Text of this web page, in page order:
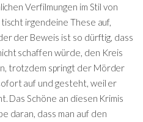
Verfilmungen im Stil von
irgendeine These auf,
der Beweis ist so dürftig, dass
schaffen würde, den Kreis
trotzdem springt der Mörder
auf und gesteht, weil er
Das Schöne an diesen Krimis
daran, dass man auf den